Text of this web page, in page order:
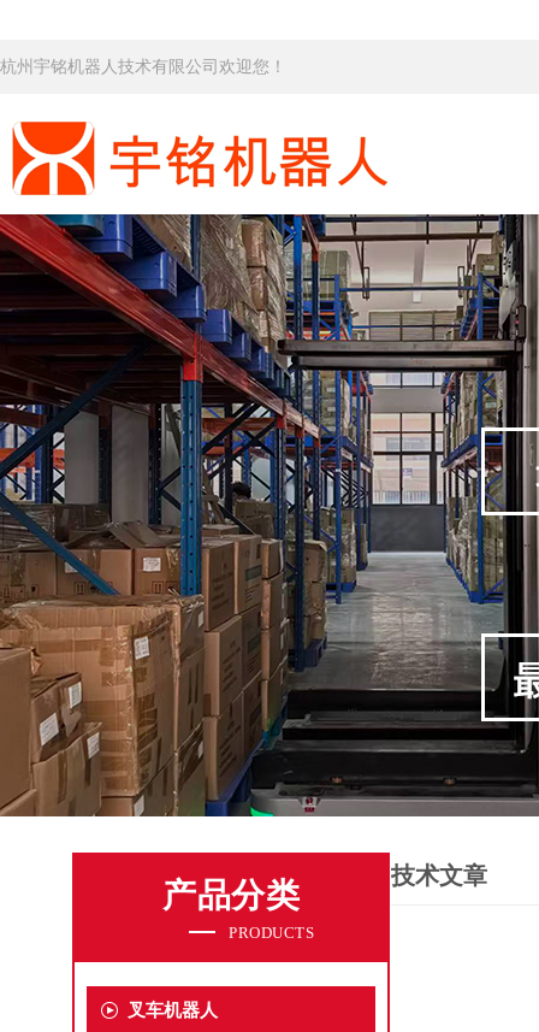
杭州宇铭机器人技术有限公司欢迎您！
产品分类
PRODUCTS
叉车机器人
技术文章